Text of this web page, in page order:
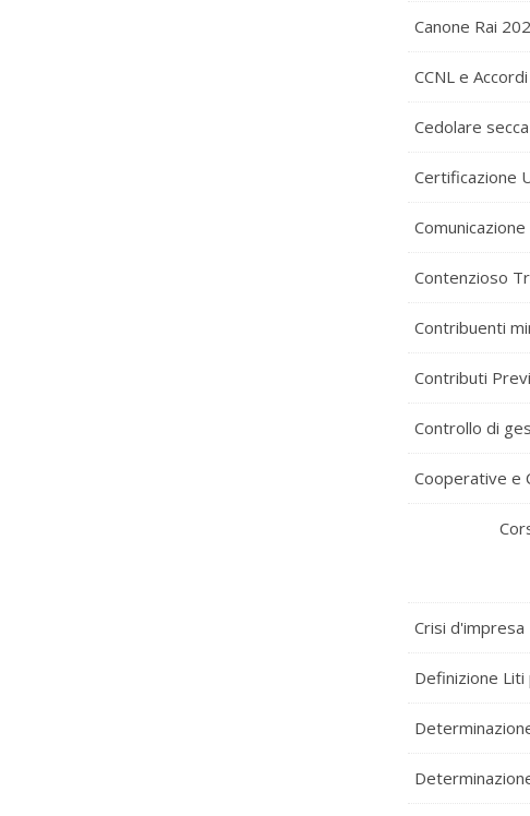
Canone Rai
CCNL e Accordi
Cedolare secca
Certificazione
Contenzioso
Contribuenti
Contributi
Controllo di
Cooperative e
Crisi d'impresa
Definizione